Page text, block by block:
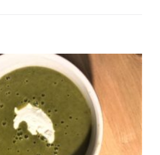
cresson et chèvre
frais